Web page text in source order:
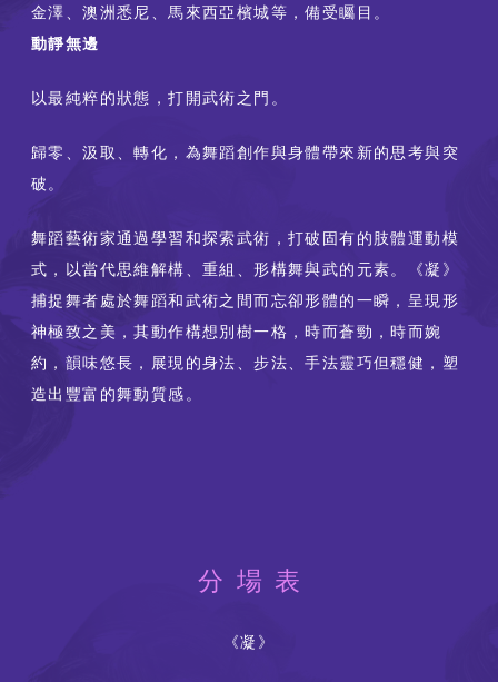
金澤、澳洲悉尼、馬來西亞檳城等，備受矚目。
動靜無邊
以最純粹的狀態，打開武術之門。
歸零、汲取、轉化，為舞蹈創作與身體帶來新的思考與突
破。
舞蹈藝術家通過學習和探索武術，打破固有的肢體運動模
式，以當代思維解構、重組、形構舞與武的元素。《凝》
捕捉舞者處於舞蹈和武術之間而忘卻形體的一瞬，呈現形
神極致之美，其動作構想別樹一格，時而蒼勁，時而婉
約，韻味悠長，展現的身法、步法、手法靈巧但穩健，塑
造出豐富的舞動質感。
分場表
《凝》